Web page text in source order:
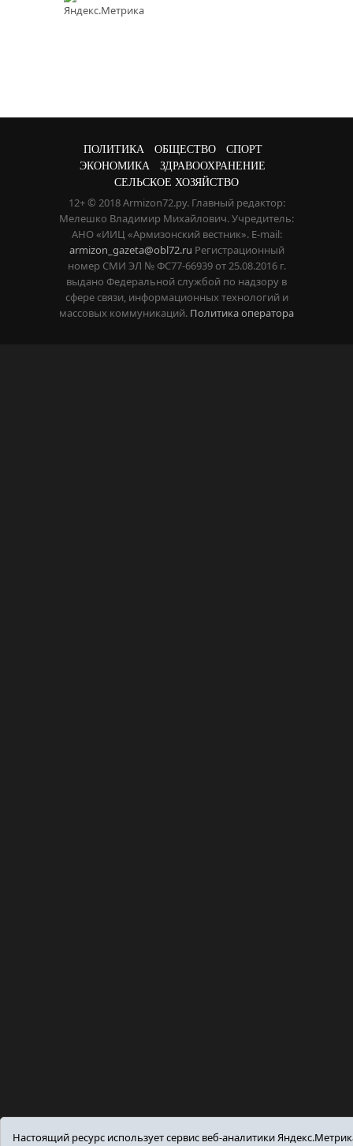
ПОЛИТИКА ОБЩЕСТВО
СПОРТ
ЭКОНОМИКА
ЗДРАВООХРАНЕНИЕ
СЕЛЬСКОЕ ХОЗЯЙСТВО
12+ © 2018 Armizon72.ру. Главный редактор:
Мелешко Владимир Михайлович. Учредитель:
АНО «ИИЦ «Армизонский вестник». E-mail:
armizon_gazeta@obl72.ru Регистрационный
номер СМИ ЭЛ № ФС77-66939 от 25.08.2016 г.
выдано Федеральной службой по надзору в
сфере связи, информационных технологий и
массовых коммуникаций. Политика оператора
Настоящий ресурс использует сервис веб-аналитики